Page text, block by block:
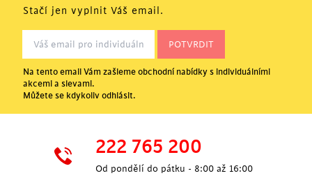
Stačí jen vyplnit Váš email.
Na tento email Vám zašleme obchodní nabídky s individuálními
akcemi a slevami.
Můžete se kdykoliv odhlásit.
222 765 200
Od pondělí do pátku - 8:00 až 16:00